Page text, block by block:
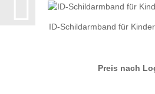
ID-Schildarmband für
Preis nach